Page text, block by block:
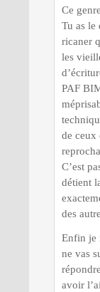
Ce
Tu as le
ricaner
les
PAF
de ceux
C’est
détient
des
Enfin je
ne vas
avoir